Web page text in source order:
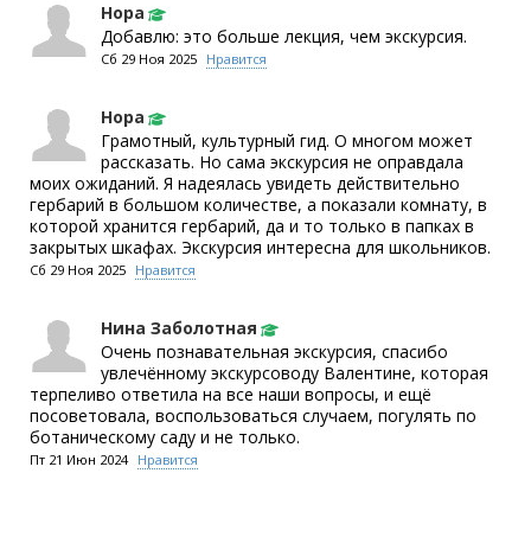
Нора
Добавлю: это больше лекция, чем экскурсия.
Сб 29 Ноя 2025 Нравится
Нора
Грамотный, культурный гид. О многом может
рассказать. Но сама экскурсия не оправдала
моих ожиданий. Я надеялась увидеть действительно
гербарий в большом количестве, а показали комнату, в
которой хранится гербарий, да и то только в папках в
закрытых шкафах. Экскурсия интересна для школьников.
Сб 29 Ноя 2025 Нравится
Нина Заболотная
Очень познавательная экскурсия, спасибо
увлечённому экскурсоводу Валентине, которая
терпеливо ответила на все наши вопросы, и ещё
посоветовала, воспользоваться случаем, погулять по
ботаническому саду и не только.
Пт 21 Июн 2024 Нравится